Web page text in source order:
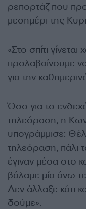
ρεπορτάζ που
μεσημέρι της
«Στο σπίτι
προλαβαίνουμε
για την
Όσο για το
τηλεόραση, η
υπογράμμισε:
τηλεόραση, πάλι
έγιναν μέσα στο
βάλαμε μία άνω
Δεν άλλαξε κάτι
δούμε».